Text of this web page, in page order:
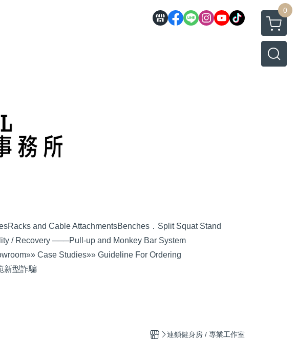
0
Racks and Cable AttachmentsBenches．Split Squat Stand
/ Recovery ───Pull-up and Monkey Bar System
»» Case Studies»» Guideline For Ordering
新型詐騙
連鎖健身房 / 專業工作室